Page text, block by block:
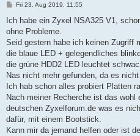
P
s
Fri 23. Aug 2019, 11:55
Ich habe ein Zyxel NSA325 V1,
ohne Probleme.
Seid gestern habe ich keinen Zugriff
die blaue LED + gelegendliches
die grüne HDD2 LED leuchtet
Nas nicht mehr gefunden, da es
Ich hab schon alles probiert Platten
Nach meiner Recherche ist das wohl
deutschen Zyxelforum.de was es
dafür, mit einem Bootstick.
Kann mir da jemand helfen oder ist